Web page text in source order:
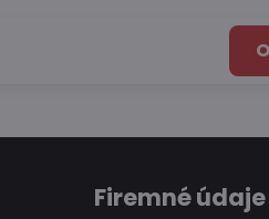
Firemné údaje